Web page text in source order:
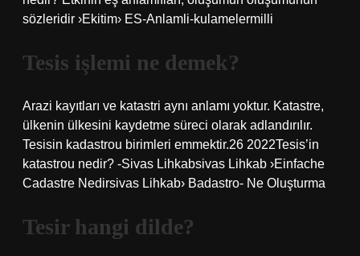
sözleridir ›Ekitim› ES-Anlamli-kulamelermilli
Tesis işlemi ne demek?
Arazi kayıtları ve katastri aynı anlamı yoktur. Katastre,
ülkenin ülkesini kaydetme süreci olarak adlandırılır.
Tesisin kadastrou birimleri emmektir.26 2022Tesis’in
katastrou nedir? -Sivas Lihkabsivas Lihkab ›Einfache
Cadastre Nedirsivas Lihkab› Badastro- Ne Oluşturma
Tesir hangi dilde?